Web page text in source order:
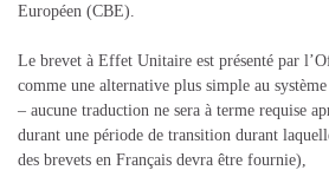
Européen (CBE).
Le brevet à Effet Unitaire est présenté par
comme une alternative plus simple au
– aucune traduction ne sera à terme requise
durant une période de transition durant
des brevets en Français devra être fournie),